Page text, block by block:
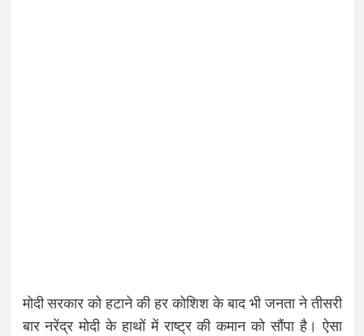
मोदी सरकार को हटाने की हर कोशिश के बाद भी जनता ने तीसरी
बार नरेंद्र मोदी के हाथों में राष्ट्र की कमान को सौंपा है। ऐसा